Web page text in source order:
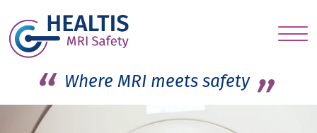
Where MRI meets safety